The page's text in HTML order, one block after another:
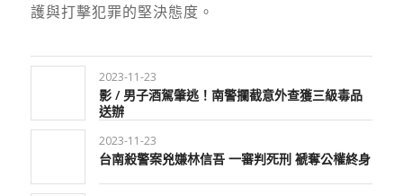
護與打擊犯罪的堅決態度。
2023-11-23
影 / 男子酒駕肇逃！南警攔截意外查獲三級毒品
送辦
2023-11-23
台南殺警案兇嫌林信吾 一審判死刑 褫奪公權終身